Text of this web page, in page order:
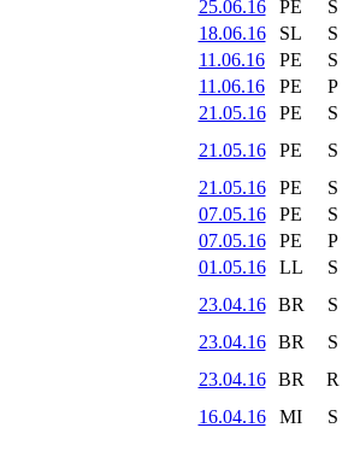
25.06.16
PE S
18.06.16
SL S
11.06.16
PE S
11.06.16
PE P
21.05.16
PE S
21.05.16
PE S
21.05.16
PE S
07.05.16
PE S
07.05.16
PE P
01.05.16
LL S
23.04.16
BR S
23.04.16
BR S
23.04.16
BR R
16.04.16
MI S